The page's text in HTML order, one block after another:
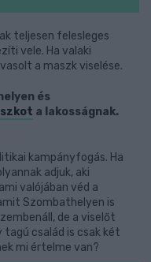
teljesen felesleges
vele. Ha valaki
a maszk viselése.
és
a lakosságnak.
kampányfogás. Ha
adjuk, aki
valójában véd a
Szombathelyen is
de a viselőt
tagú család is csak két
mi értelme van?